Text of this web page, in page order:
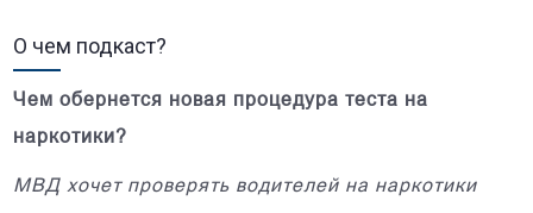
О чем подкаст?
Чем обернется новая процедура теста на
наркотики?
МВД хочет проверять водителей на наркотики